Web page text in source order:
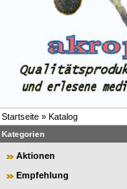
Startseite » Katalog
Kategorien
Aktionen
Empfehlung